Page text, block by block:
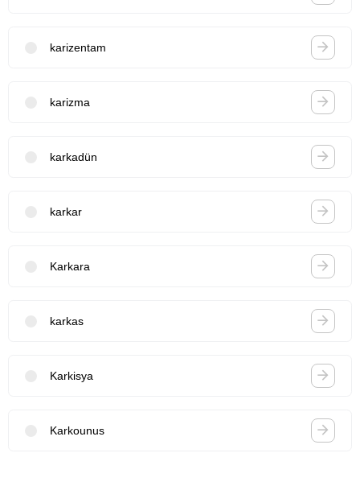
karizentam
karizma
karkadün
karkar
Karkara
karkas
Karkisya
Karkounus